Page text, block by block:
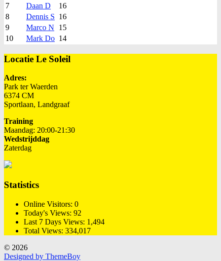
7
Daan D
16
8
Dennis S 16
9
Marco N
15
10
Mark Do 14
Locatie Le Soleil
Adres:
Park ter Waerden
6374 CM
Sportlaan, Landgraaf
Training
Maandag: 20:00-21:30
Wedstrijddag
Zaterdag
Statistics
Online Visitors: 0
Today's Views: 92
Last 7 Days Views: 1,494
Total Views: 334,017
© 2026
Designed by ThemeBoy